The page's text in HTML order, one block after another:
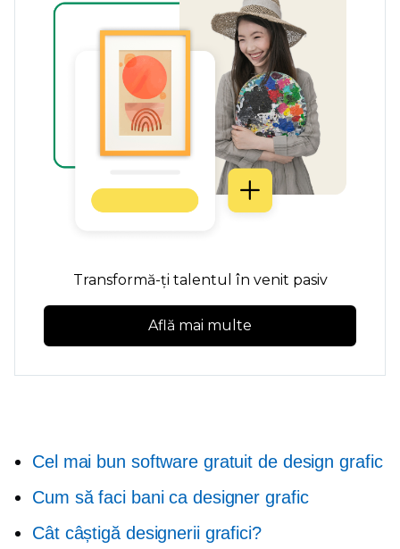
Transformă-ți talentul în venit pasiv
Află mai multe
Cel mai bun software gratuit de design grafic
Cum să faci bani ca designer grafic
Cât câștigă designerii grafici?